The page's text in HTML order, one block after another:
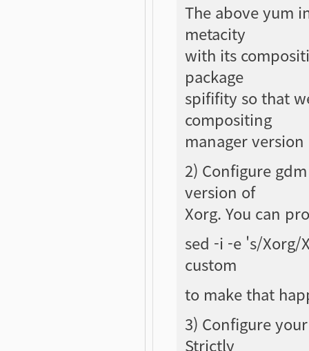
The above yum
metacity
with its
package
spififity so that
compositing
manager
2) Configure
version of
Xorg. You can
sed -i -e 's/
custom
to make that
3) Configure
Strictly